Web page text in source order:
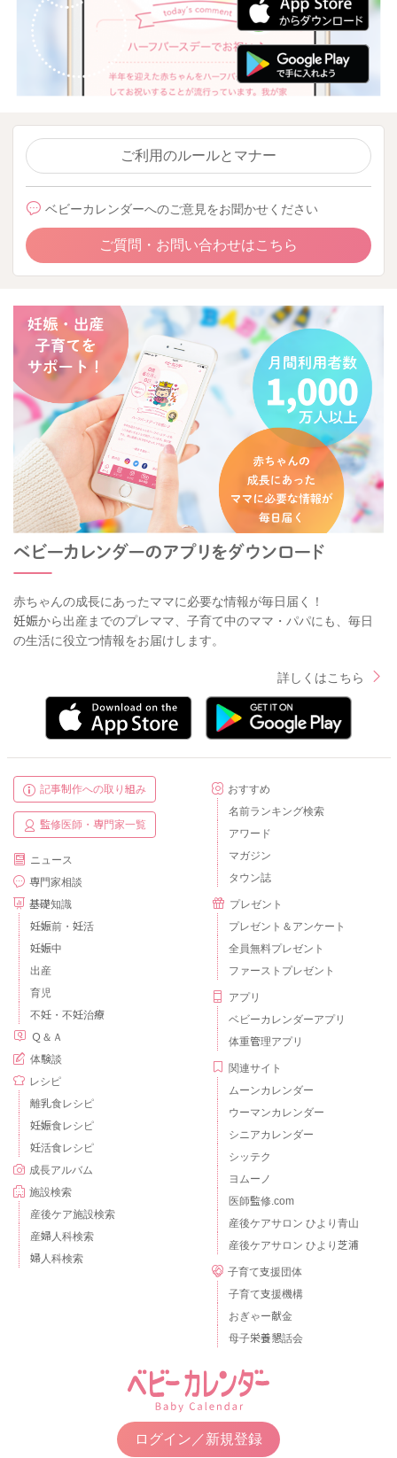
ご利用のルールとマナー
ベビーカレンダーへのご意見をお聞かせください
ご質問・お問い合わせはこちら
赤ちゃんの成長にあったママに必要な情報が毎日届く！
妊娠から出産までのプレママ、子育て中のママ・パパにも、毎日
の生活に役立つ情報をお届けします。
詳しくはこちら
記事制作への取り組み
監修医師・専門家一覧
ニュース
専門家相談
基礎知識
妊娠前・妊活
妊娠中
出産
育児
不妊・不妊治療
Ｑ＆Ａ
体験談
レシピ
離乳食レシピ
妊娠食レシピ
妊活食レシピ
成長アルバム
施設検索
産後ケア施設検索
産婦人科検索
婦人科検索
おすすめ
名前ランキング検索
アワード
マガジン
タウン誌
プレゼント
プレゼント＆アンケート
全員無料プレゼント
ファーストプレゼント
アプリ
ベビーカレンダーアプリ
体重管理アプリ
関連サイト
ムーンカレンダー
ウーマンカレンダー
シニアカレンダー
シッテク
ヨムーノ
医師監修.com
産後ケアサロン ひより青山
産後ケアサロン ひより芝浦
子育て支援団体
子育て支援機構
おぎゃー献金
母子栄養懇話会
ログイン／新規登録